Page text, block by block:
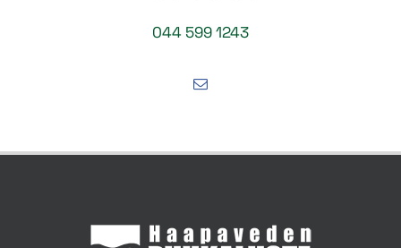
044 599 1243